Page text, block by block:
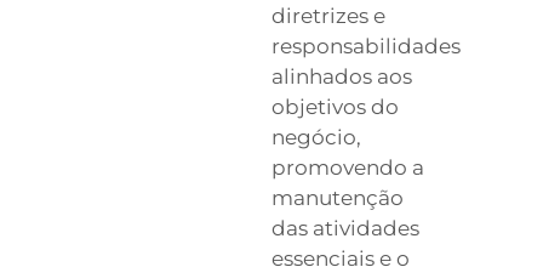
diretrizes e
responsabilidades
alinhados aos
objetivos do
negócio,
promovendo a
manutenção
das atividades
essenciais e o